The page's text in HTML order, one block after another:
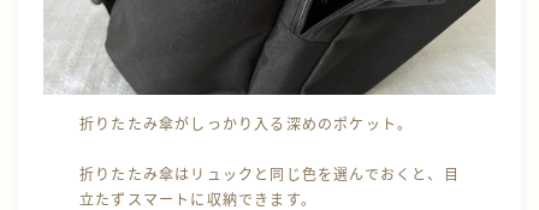
折りたたみ傘がしっかり入る深めのポケット。
折りたたみ傘はリュックと同じ色を選んでおくと、目
立たずスマートに収納できます。